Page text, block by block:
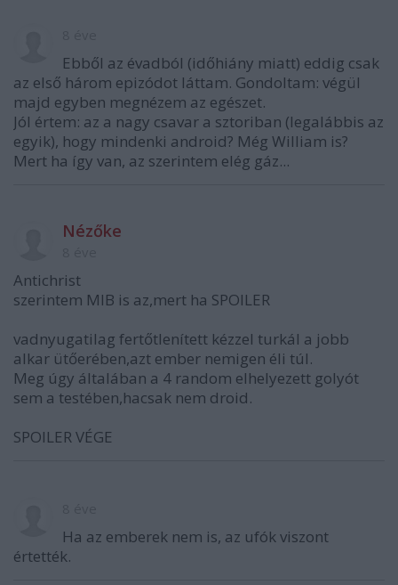
Ebből az évadból (időhiány miatt) eddig csak
az első három epizódot láttam. Gondoltam: végül
majd egyben megnézem az egészet.
Jól értem: az a nagy csavar a sztoriban (legalábbis az
egyik), hogy mindenki android? Még William is?
Mert ha így van, az szerintem elég gáz...
Nézőke
Antichrist
szerintem MIB is az,mert ha SPOILER
vadnyugatilag fertőtlenített kézzel turkál a jobb
alkar ütőerében,azt ember nemigen éli túl.
Meg úgy általában a 4 random elhelyezett golyót
sem a testében,hacsak nem droid.
SPOILER VÉGE
Ha az emberek nem is, az ufók viszont
értették.